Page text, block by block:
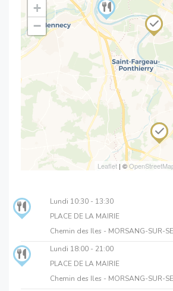
+
−
Leaflet | ©
Lundi 10:30 - 13:30
PLACE DE LA MAIRIE
Chemin des Iles - MORSANG-SUR-
Lundi 18:00 - 21:00
PLACE DE LA MAIRIE
Chemin des Iles - MORSANG-SUR-